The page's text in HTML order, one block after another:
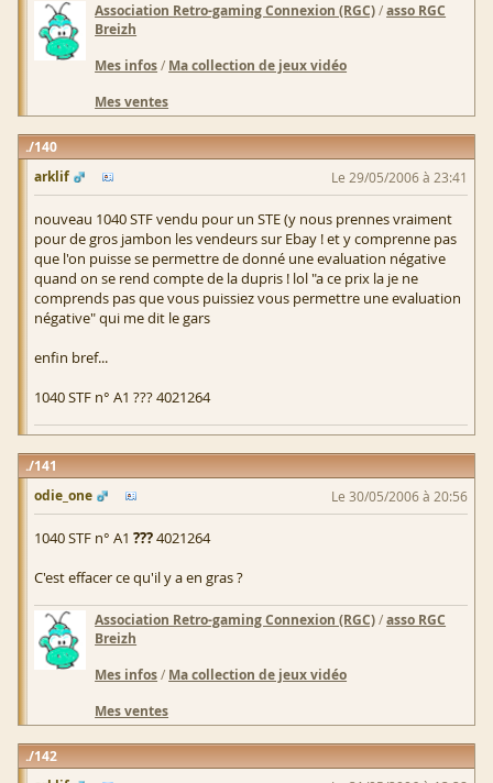
Association Retro-gaming Connexion (RGC)/asso RGC
Breizh
Mes infos/ Ma collection de jeux vidéo
Mes ventes
140
arklif
Le 29/05/2006 à 23:41
nouveau 1040 STF vendu pour un STE (y nous prennes vraiment
pour de gros jambon les vendeurs sur Ebay ! et y comprenne pas
que l'on puisse se permettre de donné une evaluation négative
quand on se rend compte de la dupris ! lol "a ce prix la je ne
comprends pas que vous puissiez vous permettre une evaluation
négative" qui me dit le gars
enfin bref...
1040 STF n° A1 ??? 4021264
141
odie_one
Le 30/05/2006 à 20:56
1040 STF n° A1 ???4021264
C'est effacer ce qu'il y a en gras ?
Association Retro-gaming Connexion (RGC)/asso RGC
Breizh
Mes infos/ Ma collection de jeux vidéo
Mes ventes
142